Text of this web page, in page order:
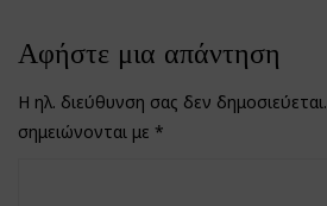
Αφήστε μια απάντηση
Η ηλ. διεύθυνση σας δεν δημοσιεύεται.
σημειώνονται με *